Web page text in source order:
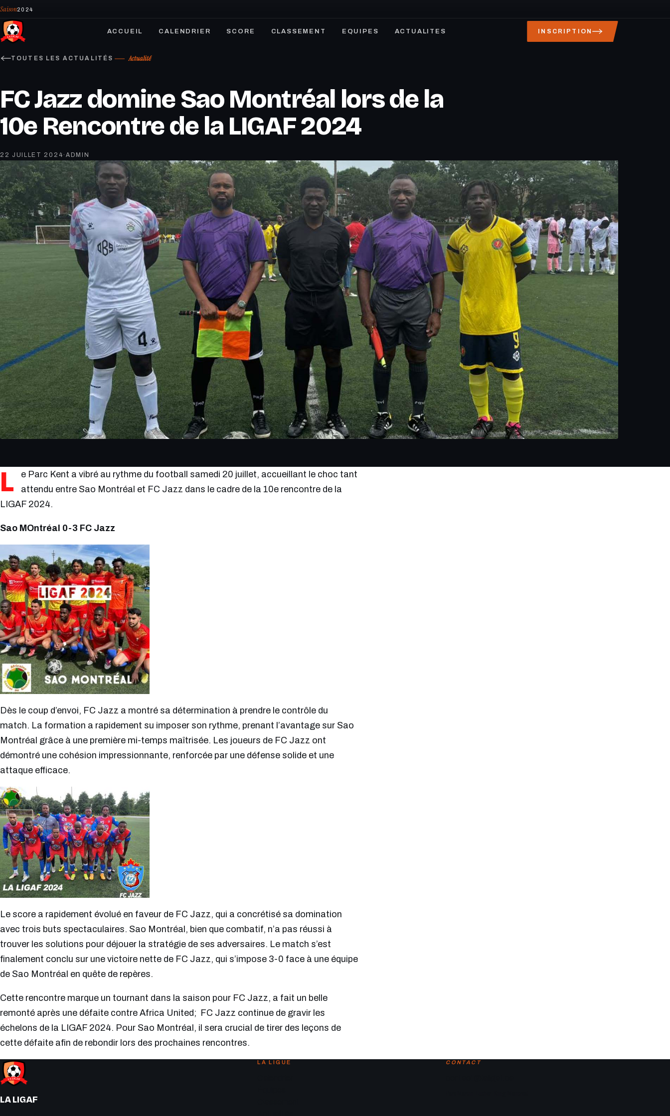
Saison2024
ACCUEIL CALENDRIER SCORE CLASSEMENT EQUIPES ACTUALITES INSCRIPTION
TOUTES LES ACTUALITÉS Actualité
FC Jazz domine Sao Montréal lors de la
10e Rencontre de la LIGAF 2024
22 JUILLET 2024 · ADMIN
L
e Parc Kent a vibré au rythme du football samedi 20 juillet, accueillant le choc tant
attendu entre Sao Montréal et FC Jazz dans le cadre de la 10e rencontre de la
LIGAF 2024.
Sao MOntréal 0-3 FC Jazz
Dès le coup d’envoi, FC Jazz a montré sa détermination à prendre le contrôle du
match. La formation a rapidement su imposer son rythme, prenant l’avantage sur Sao
Montréal grâce à une première mi-temps maîtrisée. Les joueurs de FC Jazz ont
démontré une cohésion impressionnante, renforcée par une défense solide et une
attaque efficace.
Le score a rapidement évolué en faveur de FC Jazz, qui a concrétisé sa domination
avec trois buts spectaculaires. Sao Montréal, bien que combatif, n’a pas réussi à
trouver les solutions pour déjouer la stratégie de ses adversaires. Le match s’est
finalement conclu sur une victoire nette de FC Jazz, qui s’impose 3-0 face à une équipe
de Sao Montréal en quête de repères.
Cette rencontre marque un tournant dans la saison pour FC Jazz, a fait un belle
remonté après une défaite contre Africa United; FC Jazz continue de gravir les
échelons de la LIGAF 2024. Pour Sao Montréal, il sera crucial de tirer des leçons de
cette défaite afin de rebondir lors des prochaines rencontres.
LA LIGAF
LA LIGUE CONTACT